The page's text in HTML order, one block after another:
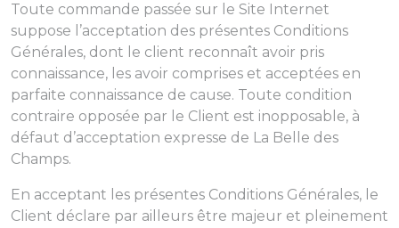
Toute commande passée sur le Site Internet
suppose l’acceptation des présentes Conditions
Générales, dont le client reconnaît avoir pris
connaissance, les avoir comprises et acceptées en
parfaite connaissance de cause. Toute condition
contraire opposée par le Client est inopposable, à
défaut d’acceptation expresse de La Belle des
Champs.
En acceptant les présentes Conditions Générales, le
Client déclare par ailleurs être majeur et pleinement